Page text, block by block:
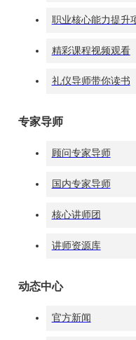
职业核心能力提升
精彩课程视频观看
礼仪导师带你读书
专家导师
顾问专家导师
国内专家导师
核心讲师团
讲师资源库
动态中心
官方新闻
尊享三大豪礼 在线定
Copyright @2005 - 2020